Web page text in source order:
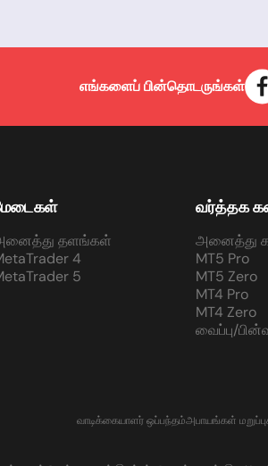
எங்களைப் பின்தொடருங்கள்
தளங்கள்
4
5
வர்த்தக
அனைத்து
MT5 Pro
MT5 Zero
MT4 Pro
MT4 Zero
வைப்பு/
வாடிக்கையாளர் ஒப்பந்தம்அபாயங்கள் மறுப்பு